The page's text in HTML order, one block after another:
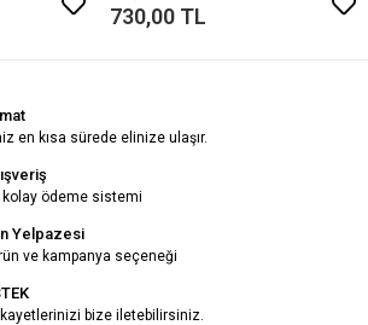
730,00 TL
en kısa sürede elinize ulaşır.
kolay ödeme sistemi
Yelpazesi
ve kampanya seçeneği
bize iletebilirsiniz.